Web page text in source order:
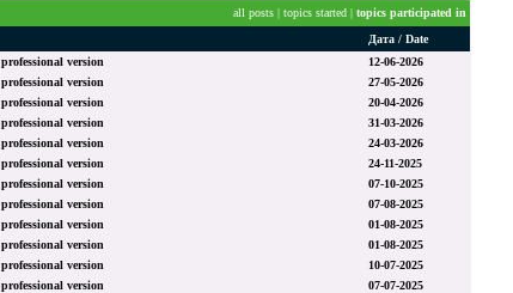
all posts | topics started | topics participated in
Дата / Date
version
12-06-2026
version
27-05-2026
version
20-04-2026
version
31-03-2026
version
24-03-2026
version
24-11-2025
version
07-10-2025
version
07-08-2025
version
01-08-2025
version
01-08-2025
version
10-07-2025
version
07-07-2025